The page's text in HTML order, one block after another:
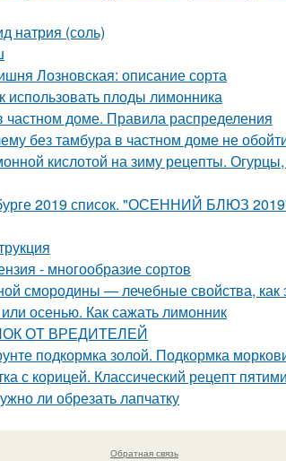
натрия (соль)
Лозновская: описание сорта
использовать плоды лимонника
доме. Правила распределения
без тамбура в частном доме не
кислотой на зиму рецепты.
2019 список. "ОСЕННИЙ БЛЮЗ
- многообразие сортов
смородины — лечебные свойства, как
осенью. Как сажать лимонник
ОТ ВРЕДИТЕЛЕЙ
подкормка золой. Подкормка
с корицей. Классический рецепт
ли обрезать лапчатку
Обратная связь